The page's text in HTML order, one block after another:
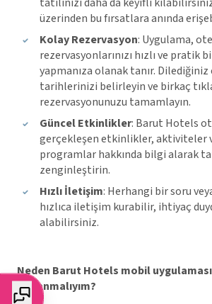
üzerinden bu fırsatlara anında
Kolay Rezervasyon: Uygulama,
rezervasyonlarınızı hızlı ve pratik
yapmanıza olanak tanır.
tarihlerinizi belirleyin ve birkaç
rezervasyonunuzu tamamlayın.
Güncel Etkinlikler: Barut Hotels
gerçekleşen etkinlikler, aktiviteler
programlar hakkında bilgi alarak
zenginleştirin.
Hızlı İletişim: Herhangi bir soru
hızlıca iletişim kurabilir, ihtiyaç
alabilirsiniz.
Neden Barut Hotels mobil
kullanmalıyım?